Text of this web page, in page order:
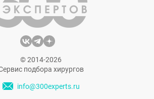
© 2014-2026
подбора хирургов
info@300experts.ru